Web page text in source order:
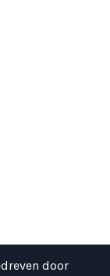
door